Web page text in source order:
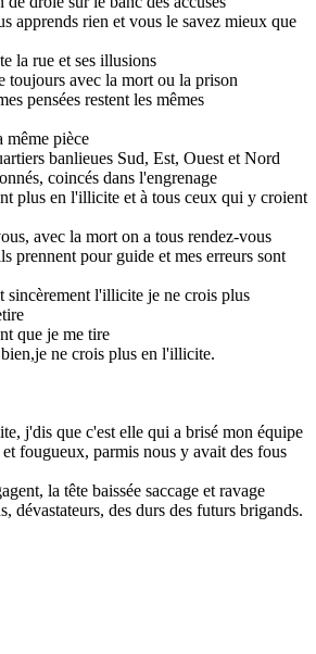
apprends rien et vous le savez mieux que
la rue et ses illusions
toujours avec la mort ou la prison
pensées restent les mêmes
même pièce
banlieues Sud, Est, Ouest et Nord
coincés dans l'engrenage
plus en l'illicite et à tous ceux qui y croient
avec la mort on a tous rendez-vous
prennent pour guide et mes erreurs sont
sincèrement l'illicite je ne crois plus
que je me tire
ne crois plus en l'illicite.
j'dis que c'est elle qui a brisé mon équipe
fougueux, parmis nous y avait des fous
la tête baissée saccage et ravage
dévastateurs, des durs des futurs brigands.